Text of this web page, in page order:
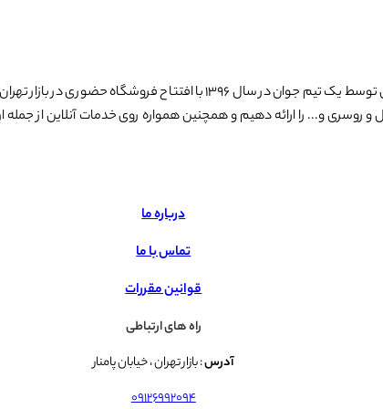
مجموعه میس لاکچری فعالیت خودش را با شعار لذت خرید امن اینترنتی
و... را ارائه دهیم و همچنین همواره روی خدمات آنلاین از جمله
درباره ما
تماس با ما
قوانین مقررات
راه های ارتباطی
آدرس: بازار تهران ، خیابان پامنار
09126992094